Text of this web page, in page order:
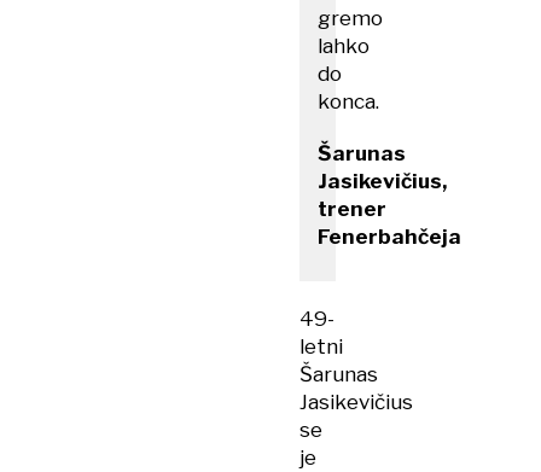
gremo
lahko
do
konca.
Šarunas
Jasikevičius,
trener
Fenerbahčeja
49-
letni
Šarunas
Jasikevičius
se
je